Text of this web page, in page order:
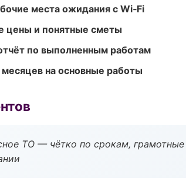
места ожидания с Wi‑Fi
цены и понятные сметы
по выполненным работам
месяцев на основные работы
ТО — чётко по срокам,